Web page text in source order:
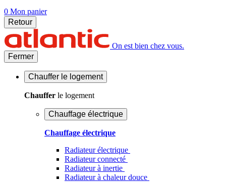
0 Mon panier
Retour
On est bien chez vous.
Fermer
Chauffer le logement
Chauffer le logement
Chauffage électrique
Chauffage électrique
Radiateur électrique
Radiateur connecté
Radiateur à inertie
Radiateur à chaleur douce